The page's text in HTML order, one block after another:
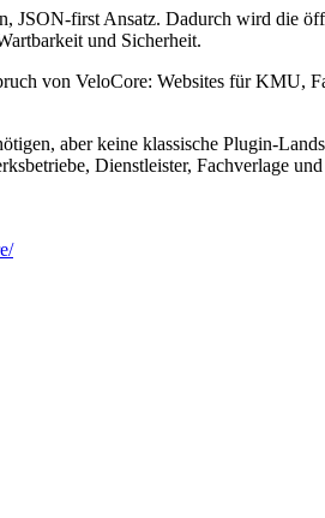
JSON-first Ansatz. Dadurch wird die
und Sicherheit.
von VeloCore: Websites für KMU,
aber keine klassische Plugin-
Dienstleister, Fachverlage